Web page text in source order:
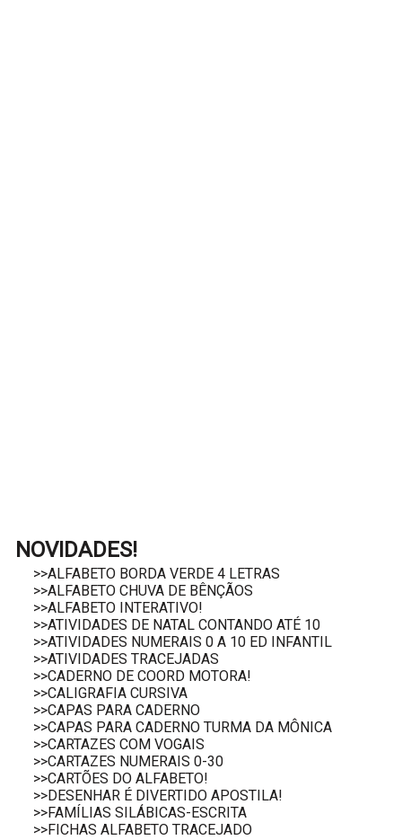
NOVIDADES!
>>ALFABETO BORDA VERDE 4 LETRAS
>>ALFABETO CHUVA DE BÊNÇÃOS
>>ALFABETO INTERATIVO!
>>ATIVIDADES DE NATAL CONTANDO ATÉ 10
>>ATIVIDADES NUMERAIS 0 A 10 ED INFANTIL
>>ATIVIDADES TRACEJADAS
>>CADERNO DE COORD MOTORA!
>>CALIGRAFIA CURSIVA
>>CAPAS PARA CADERNO
>>CAPAS PARA CADERNO TURMA DA MÔNICA
>>CARTAZES COM VOGAIS
>>CARTAZES NUMERAIS 0-30
>>CARTÕES DO ALFABETO!
>>DESENHAR É DIVERTIDO APOSTILA!
>>FAMÍLIAS SILÁBICAS-ESCRITA
>>FICHAS ALFABETO TRACEJADO